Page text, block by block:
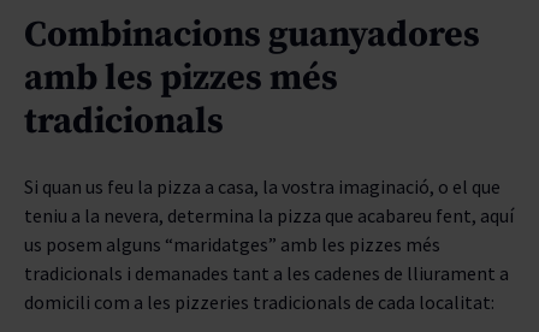
Combinacions guanyadores
amb les pizzes més
tradicionals
Si quan us feu la pizza a casa, la vostra imaginació, o el que
teniu a la nevera, determina la pizza que acabareu fent, aquí
us posem alguns “maridatges” amb les pizzes més
tradicionals i demanades tant a les cadenes de lliurament a
domicili com a les pizzeries tradicionals de cada localitat: